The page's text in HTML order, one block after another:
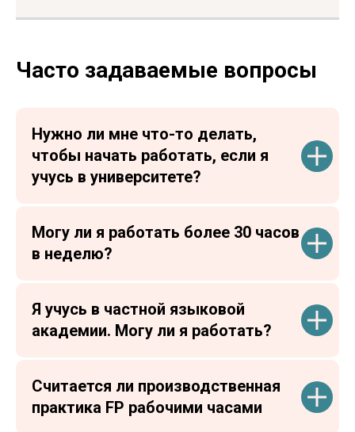
Часто задаваемые вопросы
Нужно ли мне что-то делать,
чтобы начать работать, если я
учусь в университете?
Могу ли я работать более 30 часов
в неделю?
Я учусь в частной языковой
академии. Могу ли я работать?
Считается ли производственная
практика FP рабочими часами